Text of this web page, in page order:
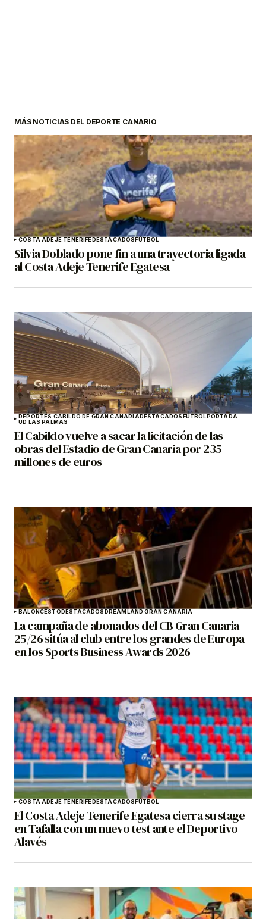
MÁS NOTICIAS DEL DEPORTE CANARIO
COSTA ADEJE TENERIFEDESTACADOSFÚTBOL
Silvia Doblado pone fin a una trayectoria ligada
al Costa Adeje Tenerife Egatesa
DEPORTES CABILDO DE GRAN CANARIADESTACADOSFÚTBOLPORTADA
UD LAS PALMAS
El Cabildo vuelve a sacar la licitación de las
obras del Estadio de Gran Canaria por 235
millones de euros
BALONCESTODESTACADOSDREAMLAND GRAN CANARIA
La campaña de abonados del CB Gran Canaria
25/26 sitúa al club entre los grandes de Europa
en los Sports Business Awards 2026
COSTA ADEJE TENERIFEDESTACADOSFÚTBOL
El Costa Adeje Tenerife Egatesa cierra su stage
en Tafalla con un nuevo test ante el Deportivo
Alavés